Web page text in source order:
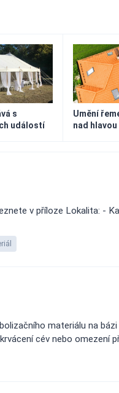
s
událostí
Umění
nad hlavou
v příloze Lokalita: -
materiálu na
cév nebo omezení